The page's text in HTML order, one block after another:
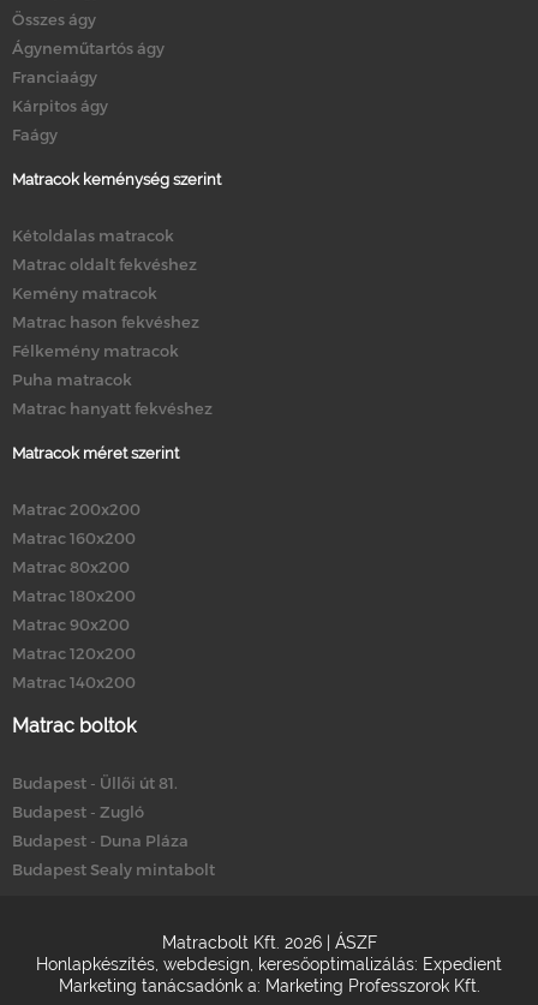
Összes ágy
Ágyneműtartós ágy
Franciaágy
Kárpitos ágy
Faágy
Matracok keménység szerint
Kétoldalas matracok
Matrac oldalt fekvéshez
Kemény matracok
Matrac hason fekvéshez
Félkemény matracok
Puha matracok
Matrac hanyatt fekvéshez
Matracok méret szerint
Matrac 200x200
Matrac 160x200
Matrac 80x200
Matrac 180x200
Matrac 90x200
Matrac 120x200
Matrac 140x200
Matrac boltok
Budapest - Üllői út 81.
Budapest - Zugló
Budapest - Duna Pláza
Budapest Sealy mintabolt
Matracbolt Kft. 2026 | ÁSZF
Honlapkészítés webdesign keresőoptimalizálás: Expedient
Marketing tanácsadónk a: Marketing Professzorok Kft.